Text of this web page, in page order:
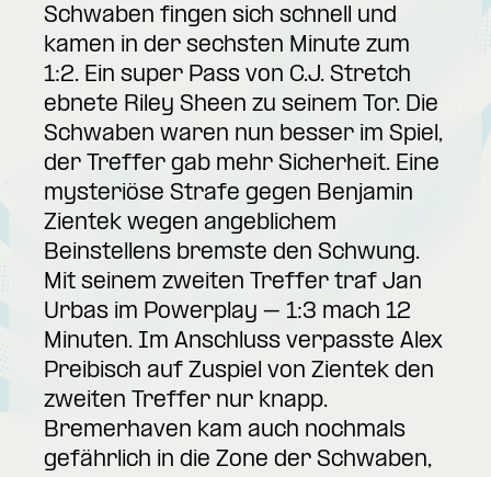
Schwaben fingen sich schnell und
kamen in der sechsten Minute zum
1:2. Ein super Pass von C.J. Stretch
ebnete Riley Sheen zu seinem Tor. Die
Schwaben waren nun besser im Spiel,
der Treffer gab mehr Sicherheit. Eine
mysteriöse Strafe gegen Benjamin
Zientek wegen angeblichem
Beinstellens bremste den Schwung.
Mit seinem zweiten Treffer traf Jan
Urbas im Powerplay – 1:3 mach 12
Minuten. Im Anschluss verpasste Alex
Preibisch auf Zuspiel von Zientek den
zweiten Treffer nur knapp.
Bremerhaven kam auch nochmals
gefährlich in die Zone der Schwaben,